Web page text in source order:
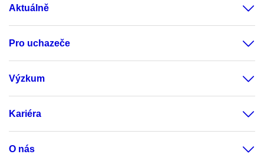
Aktuálně
Pro uchazeče
Výzkum
Kariéra
O nás